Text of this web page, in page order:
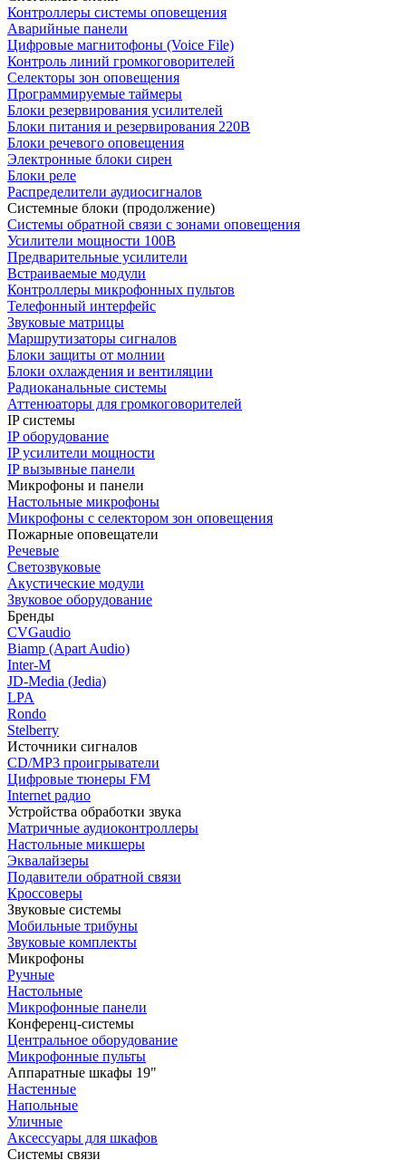
Контроллеры системы оповещения
Аварийные панели
Цифровые магнитофоны (Voice File)
Контроль линий громкоговорителей
Селекторы зон оповещения
Программируемые таймеры
Блоки резервирования усилителей
Блоки питания и резервирования 220В
Блоки речевого оповещения
Электронные блоки сирен
Блоки реле
Распределители аудиосигналов
Системные блоки (продолжение)
Системы обратной связи с зонами оповещения
Усилители мощности 100В
Предварительные усилители
Встраиваемые модули
Контроллеры микрофонных пультов
Телефонный интерфейс
Звуковые матрицы
Маршрутизаторы сигналов
Блоки защиты от молнии
Блоки охлаждения и вентиляции
Радиоканальные системы
Аттенюаторы для громкоговорителей
IP системы
IP оборудование
IP усилители мощности
IP вызывные панели
Микрофоны и панели
Настольные микрофоны
Микрофоны с селектором зон оповещения
Пожарные оповещатели
Речевые
Светозвуковые
Акустические модули
Звуковое оборудование
Бренды
CVGaudio
Biamp (Apart Audio)
Inter-M
JD-Media (Jedia)
LPA
Rondo
Stelberry
Источники сигналов
CD/MP3 проигрыватели
Цифровые тюнеры FM
Internet радио
Устройства обработки звука
Матричные аудиоконтроллеры
Настольные микшеры
Эквалайзеры
Подавители обратной связи
Кроссоверы
Звуковые системы
Мобильные трибуны
Звуковые комплекты
Микрофоны
Ручные
Настольные
Микрофонные панели
Конференц-системы
Центральное оборудование
Микрофонные пульты
Аппаратные шкафы 19"
Настенные
Напольные
Уличные
Аксессуары для шкафов
Системы связи